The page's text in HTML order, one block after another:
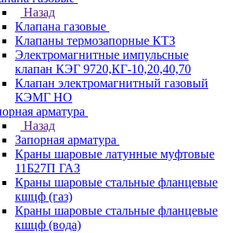
Назад
Клапана газовые
Клапаны термозапорные КТЗ
Электромагнитные импульсные
клапан КЭГ 9720,КГ-10,20,40,70
Клапан электромагнитный газовый
КЭМГ НО
арматура
Назад
Запорная арматура
Краны шаровые латунные муфтовые
11Б27П ГАЗ
Краны шаровые стальные фланцевые
кшцф (газ)
Краны шаровые стальные фланцевые
кшцф (вода)